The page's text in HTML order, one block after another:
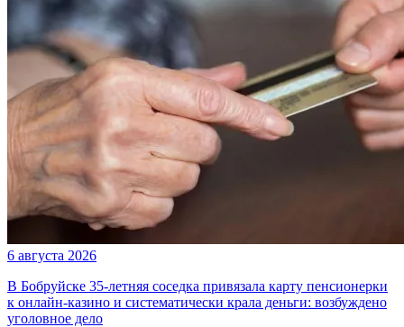
6 августа 2026
В Бобруйске 35-летняя соседка привязала карту пенсионерки
к онлайн-казино и систематически крала деньги: возбуждено
уголовное дело